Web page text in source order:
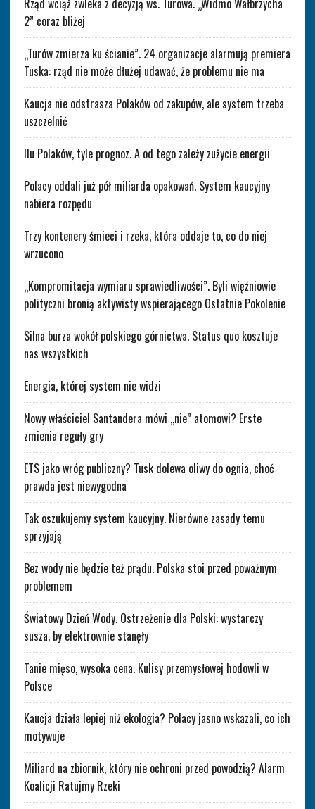
Rząd wciąż zwleka z decyzją ws. Turowa. „Widmo Wałbrzycha
2” coraz bliżej
„Turów zmierza ku ścianie”. 24 organizacje alarmują premiera
Tuska: rząd nie może dłużej udawać, że problemu nie ma
Kaucja nie odstrasza Polaków od zakupów, ale system trzeba
uszczelnić
Ilu Polaków, tyle prognoz. A od tego zależy zużycie energii
Polacy oddali już pół miliarda opakowań. System kaucyjny
nabiera rozpędu
Trzy kontenery śmieci i rzeka, która oddaje to, co do niej
wrzucono
„Kompromitacja wymiaru sprawiedliwości”. Byli więźniowie
polityczni bronią aktywisty wspierającego Ostatnie Pokolenie
Silna burza wokół polskiego górnictwa. Status quo kosztuje
nas wszystkich
Energia, której system nie widzi
Nowy właściciel Santandera mówi „nie” atomowi? Erste
zmienia reguły gry
ETS jako wróg publiczny? Tusk dolewa oliwy do ognia, choć
prawda jest niewygodna
Tak oszukujemy system kaucyjny. Nierówne zasady temu
sprzyjają
Bez wody nie będzie też prądu. Polska stoi przed poważnym
problemem
Światowy Dzień Wody. Ostrzeżenie dla Polski: wystarczy
susza, by elektrownie stanęły
Tanie mięso, wysoka cena. Kulisy przemysłowej hodowli w
Polsce
Kaucja działa lepiej niż ekologia? Polacy jasno wskazali, co ich
motywuje
Miliard na zbiornik, który nie ochroni przed powodzią? Alarm
Koalicji Ratujmy Rzeki